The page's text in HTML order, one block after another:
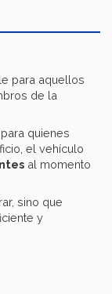
para aquellos
de la
quienes
el vehículo
al momento
sino que
y